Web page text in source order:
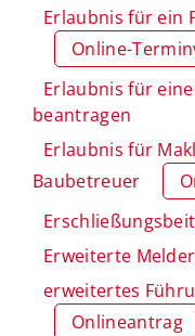
Erlaubnis für ein
Online-
Erlaubnis für
beantragen
Erlaubnis für
Baubetreuer
Erweiterte
erweitertes
Onlineantrag